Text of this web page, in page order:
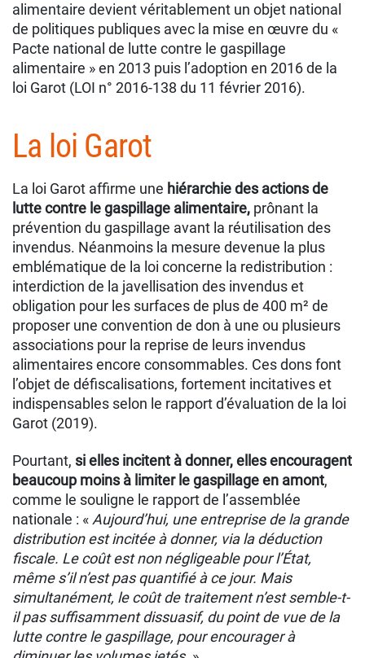
alimentaire devient véritablement un objet national
de politiques publiques avec la mise en œuvre du «
Pacte national de lutte contre le gaspillage
alimentaire » en 2013 puis l’adoption en 2016 de la
loi Garot (LOI n° 2016-138 du 11 février 2016).
La loi Garot
La loi Garot afﬁrme une hiérarchie des actions de
lutte contre le gaspillage alimentaire, prônant la
prévention du gaspillage avant la réutilisation des
invendus. Néanmoins la mesure devenue la plus
emblématique de la loi concerne la redistribution :
interdiction de la javellisation des invendus et
obligation pour les surfaces de plus de 400 m² de
proposer une convention de don à une ou plusieurs
associations pour la reprise de leurs invendus
alimentaires encore consommables. Ces dons font
l’objet de déﬁscalisations, fortement incitatives et
indispensables selon le rapport d’évaluation de la loi
Garot (2019).
Pourtant, si elles incitent à donner, elles encouragent
beaucoup moins à limiter le gaspillage en amont,
comme le souligne le rapport de l’assemblée
nationale : « Aujourd’hui, une entreprise de la grande
distribution est incitée à donner, via la déduction
fiscale. Le coût est non négligeable pour l’État,
même s’il n’est pas quantifié à ce jour. Mais
simultanément, le coût de traitement n’est semble-t-
il pas suffisamment dissuasif, du point de vue de la
lutte contre le gaspillage, pour encourager à